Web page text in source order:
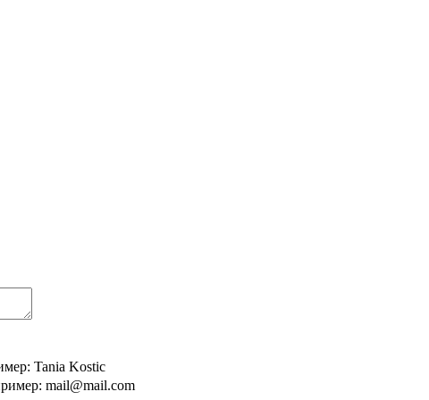
Tania Kostic
mail@mail.com